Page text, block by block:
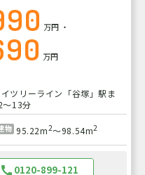
万円 ・
万円
ツリーライン「谷塚」駅ま
～13分
物 95.22m2～98.54m2
0120-899-121